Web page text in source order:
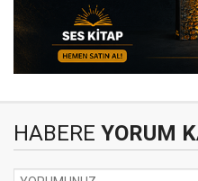
HABERE YORUM